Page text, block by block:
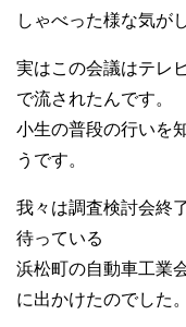
しゃべった様な気が
実はこの会議はテレ
で流されたんです。
小生の普段の行いを
うです。
我々は調査検討会終
待っている
浜松町の自動車工業
に出かけたのでした。